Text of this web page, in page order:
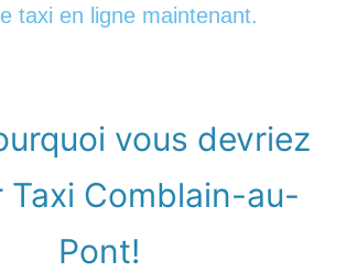
taxi en ligne maintenant.
vous devriez
Taxi Comblain-au-
Pont!